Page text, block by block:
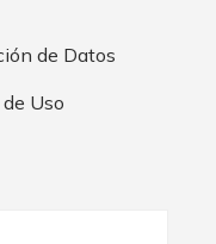
de Datos
Uso